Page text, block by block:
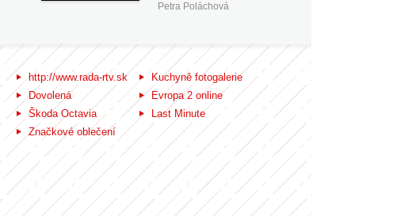
Petra Poláchová
http://www.rada-rtv.sk
Kuchyně fotogalerie
Dovolená
Evropa 2 online
Škoda Octavia
Last Minute
Značkové oblečení